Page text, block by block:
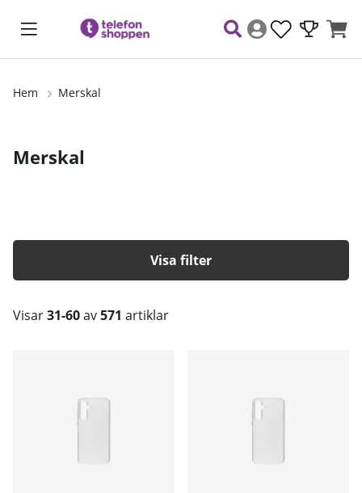
Hem Merskal
Merskal
Filtrera
Visar31-60av571 artiklar